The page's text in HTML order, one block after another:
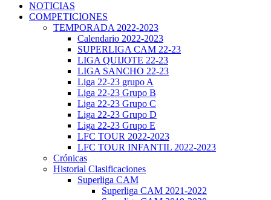
NOTICIAS
COMPETICIONES
TEMPORADA 2022-2023
Calendario 2022-2023
SUPERLIGA CAM 22-23
LIGA QUIJOTE 22-23
LIGA SANCHO 22-23
Liga 22-23 grupo A
Liga 22-23 Grupo B
Liga 22-23 Grupo C
Liga 22-23 Grupo D
Liga 22-23 Grupo E
LFC TOUR 2022-2023
LFC TOUR INFANTIL 2022-2023
Crónicas
Historial Clasificaciones
Superliga CAM
Superliga CAM 2021-2022